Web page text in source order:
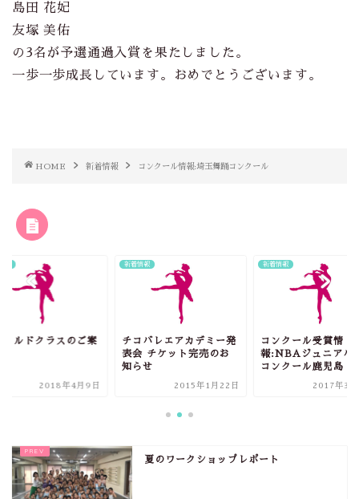
島田 花妃
友塚 美佑
の3名が予選通過入賞を果たしました。
一歩一歩成長しています。おめでとうございます。
HOME 新着情報 コンクール情報:埼玉舞踊コンクール
イルドクラスのご案
2018年4月9日
新着情報
チコバレエアカデミー発
表会 チケット完売のお
知らせ
2015年1月22日
新着情報
コンクール受賞情
報:NBAジュニアバ
コンクール鹿児島
2017年3
夏のワークショップレポート